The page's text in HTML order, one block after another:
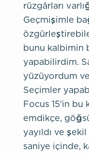
rüzgârları
Geçmişimle
bunu kalbimin
yapabilirdim.
yüzüyordum
Seçimler
Focus 15'in bu
emdikçe,
yayıldı ve
saniye içinde,